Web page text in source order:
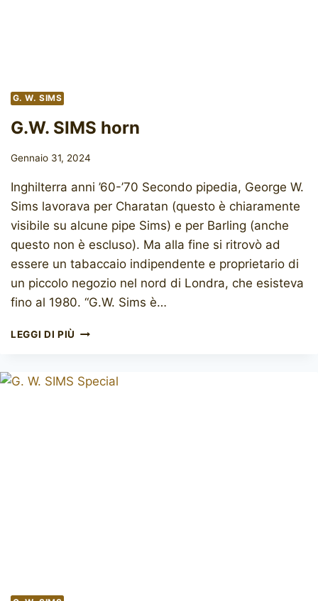
G. W. SIMS
G.W. SIMS horn
Gennaio 31, 2024
Inghilterra anni ’60-’70 Secondo pipedia, George W.
Sims lavorava per Charatan (questo è chiaramente
visibile su alcune pipe Sims) e per Barling (anche
questo non è escluso). Ma alla fine si ritrovò ad
essere un tabaccaio indipendente e proprietario di
un piccolo negozio nel nord di Londra, che esisteva
fino al 1980. “G.W. Sims è…
LEGGI DI PIÙ G.W.